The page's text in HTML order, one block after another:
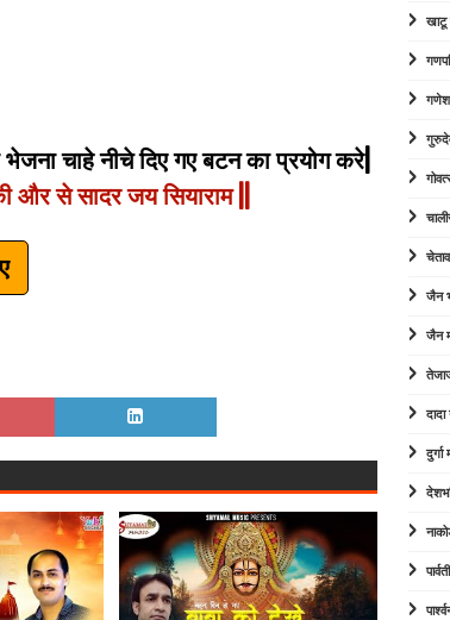
चाहे नीचे दिए गए बटन का प्रयोग करे|
और से सादर जय सियाराम ||
खाटू
जैन
जैन